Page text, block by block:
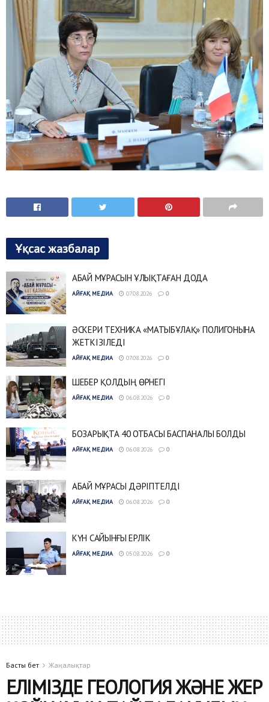
Ұқсас жазбалар
АБАЙ МҰРАСЫН ҰЛЫҚТАҒАН ДОДА
АЙҒАҚ МЕДИА 07.08.2026 0
ӘСКЕРИ ТЕХНИКА «МАТЫБҰЛАҚ» ПОЛИГОНЫНА
ЖЕТКІЗІЛЕДІ
АЙҒАҚ МЕДИА 07.08.2026 0
ШЕБЕР ҚОЛДЫҢ ӨРНЕГІ
АЙҒАҚ МЕДИА 06.08.2026 0
БОЗАРЫҚТА 40 ОТБАСЫ БАСПАНАЛЫ БОЛДЫ
АЙҒАҚ МЕДИА 06.08.2026 0
АБАЙ МҰРАСЫ ДӘРІПТЕЛДІ
АЙҒАҚ МЕДИА 06.08.2026 0
КҮН САЙЫНҒЫ ЕРЛІК
АЙҒАҚ МЕДИА 05.08.2026 0
Басты бет Жаңалықтар
ЕЛІМІЗДЕ ГЕОЛОГИЯ ЖӘНЕ ЖЕР